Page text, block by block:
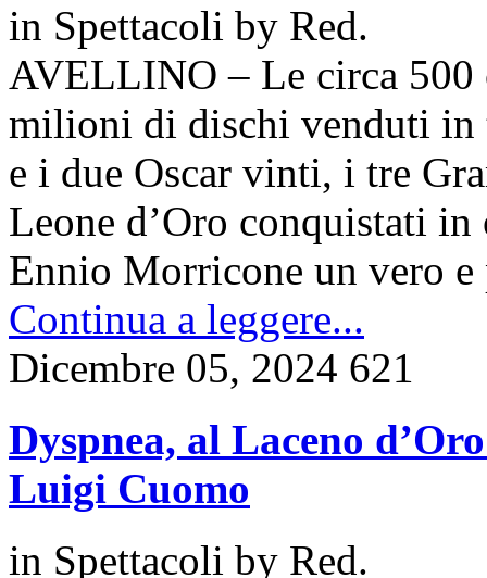
in Spettacoli by Red.
AVELLINO – Le circa 500
milioni di dischi venduti in
e i due Oscar vinti, i tre
Leone d’Oro conquistati
Ennio Morricone un vero
Continua a leggere...
Dicembre 05, 2024 621
Dyspnea, al Laceno
Luigi Cuomo
in Spettacoli by Red.